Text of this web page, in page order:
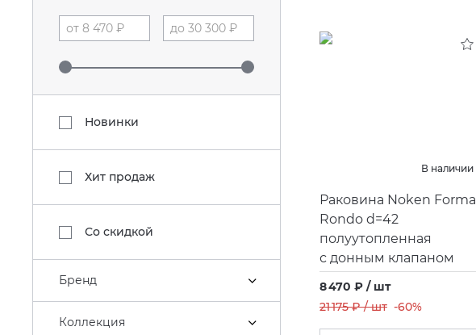
Новинки
Хит продаж
Со скидкой
Бренд
Коллекция
В наличии
Раковина Noken Forma
Rondo d=42
полуутопленная
с донным клапаном
8 470 ₽ / шт
21 175 ₽ / шт -60%